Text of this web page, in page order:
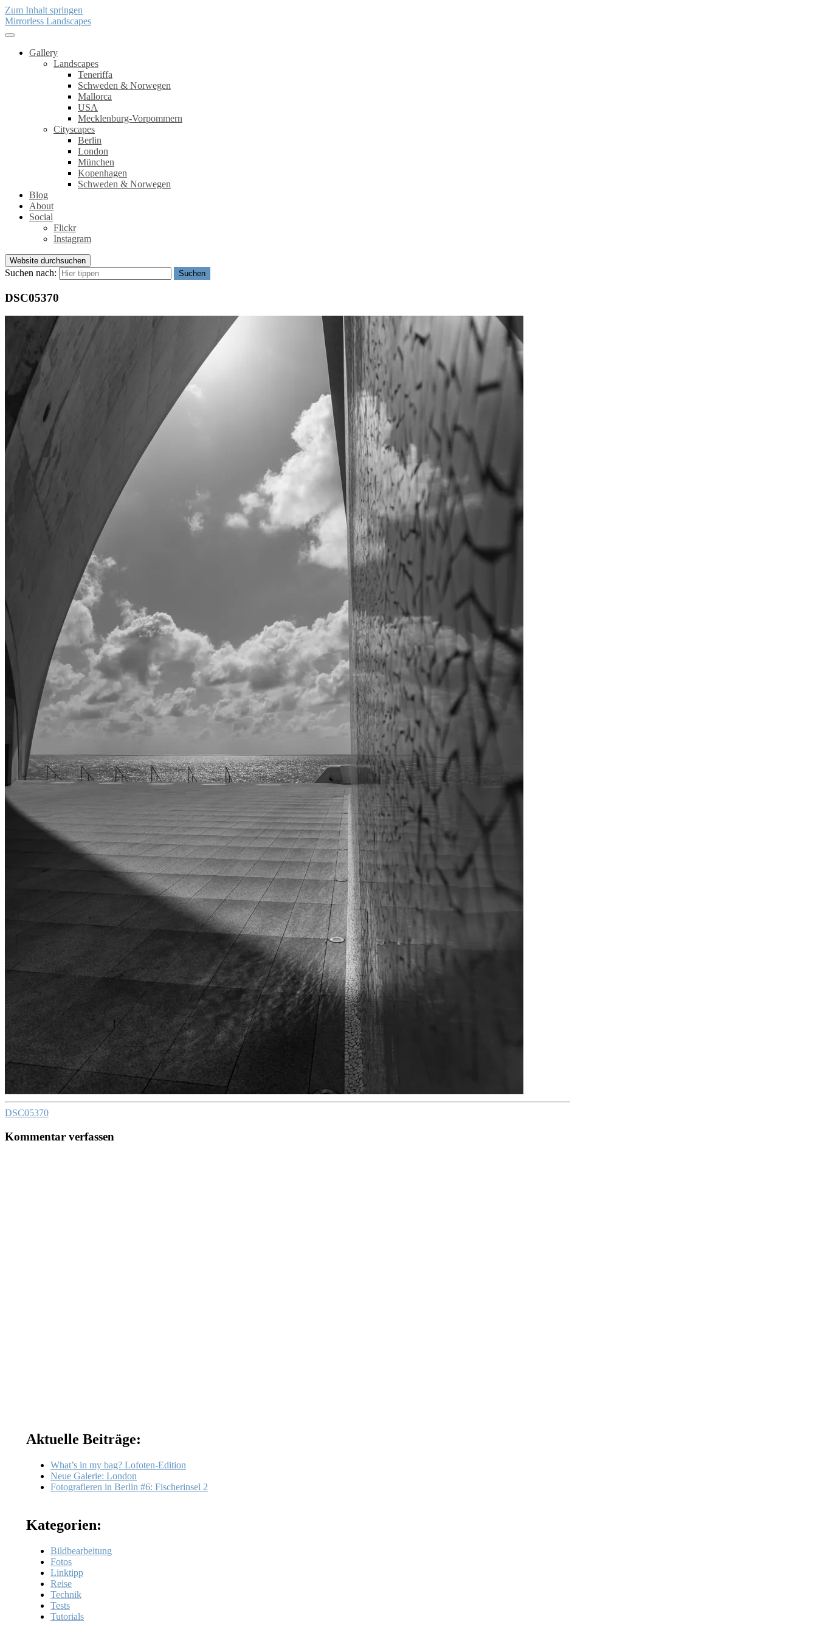
Zum Inhalt springen
Mirrorless Landscapes
Gallery
Landscapes
Teneriffa
Schweden & Norwegen
Mallorca
USA
Mecklenburg-Vorpommern
Cityscapes
Berlin
London
München
Kopenhagen
Schweden & Norwegen
Blog
About
Social
Flickr
Instagram
Website durchsuchen
Suchen nach: Suchen
DSC05370
DSC05370
Kommentar verfassen
Aktuelle Beiträge:
What’s in my bag? Lofoten-Edition
Neue Galerie: London
Fotografieren in Berlin #6: Fischerinsel 2
Kategorien:
Bildbearbeitung
Fotos
Linktipp
Reise
Technik
Tests
Tutorials